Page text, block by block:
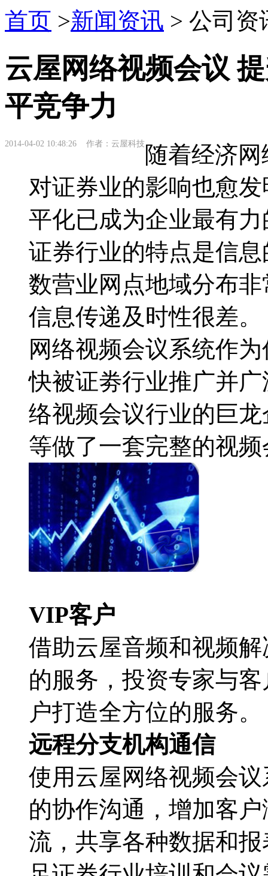
首页 >新闻资讯 > 公司资
云屋网络视频会议
平竞争力
2014-04-02 10:48:26 作者：云屋科技 随着经济
对证券业的影响也愈
平化已成为企业最有
证券行业的特点是信
数营业网点地域分布
信息传递及时性很差。
网络视频会议系统作
快被证劵行业推广并
络视频会议行业的巨
等做了一套完整的视
VIP客户
借助云屋音频和视频
的服务，投资专家与
户打造全方位的服务。
远程分支机构通信
使用云屋网络视频会
的协作沟通，增加客
流，共享各种数据和